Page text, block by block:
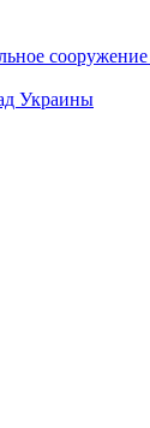
сооружение
Украины